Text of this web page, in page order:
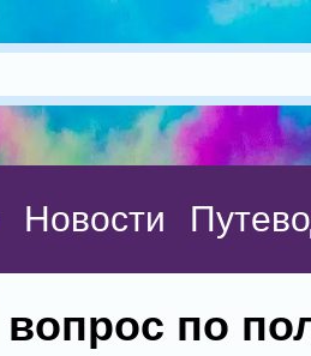
Новости
вопрос по